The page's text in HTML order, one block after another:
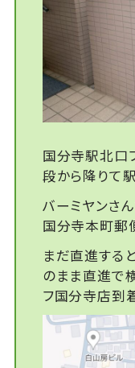
国分寺駅北口
段から降りて
バーミヤンさ
国分寺本町郵
まだ直進する
のまま直進で
フ国分寺店到